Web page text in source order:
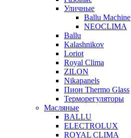
Уличные
Ballu Machine
NEOCLIMA
Ballu
Kalashnikov
Loriot
Royal Clima
ZILON
Nikapanels
Пион Thermo Glass
Терморегуляторы
Масляные
BALLU
ELECTROLUX
ROYAL CLIMA